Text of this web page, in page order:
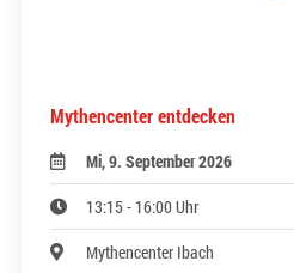
Mythencenter entdecken
Mi, 9. September 2026
13:15 - 16:00 Uhr
Mythencenter Ibach